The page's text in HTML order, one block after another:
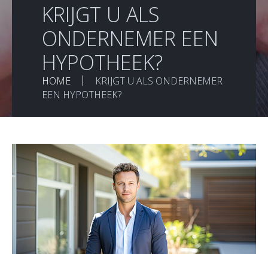
KRIJGT U ALS
ONDERNEMER EEN
HYPOTHEEK?
HOME
KRIJGT U ALS ONDERNEMER
EEN HYPOTHEEK?